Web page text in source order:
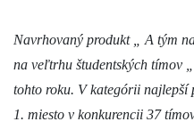
Navrhovaný produkt „ A tým
na veľtrhu študentských tímov
tohto roku. V kategórii najlepší
1. miesto v konkurencii 37